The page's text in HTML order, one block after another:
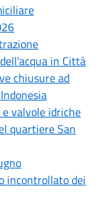
in Città
chiusure ad
valvole idriche
quartiere San
incontrollato dei